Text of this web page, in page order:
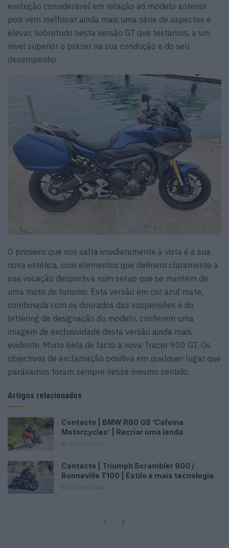
evolução considerável em relação ao modelo anterior
pois vem melhorar ainda mais uma série de aspectos e
elevar, sobretudo nesta versão GT que testámos, a um
nível superior o prazer na sua condução e do seu
desempenho.
O primeiro que nos salta imediatamente à vista é a sua
nova estética, com elementos que definem claramente a
sua vocação desportiva num setup que se mantém de
uma moto de turismo. Esta versão em cor azul mate,
combinada com os dourados das suspensões e do
lettering de designação do modelo, conferem uma
imagem de exclusividade desta versão ainda mais
evidente. Muito bela de facto a nova Tracer 900 GT. Os
objectivos de exclamação positiva em qualquer lugar que
parávamos foram sempre nesse mesmo sentido.
Artigos relacionados
Contacto | BMW R80 GS ‘Cafeína
Motorcycles’ | Recriar uma lenda
Contacto | Triumph Scrambler 900 /
Bonneville T100 | Estilo e mais tecnologia